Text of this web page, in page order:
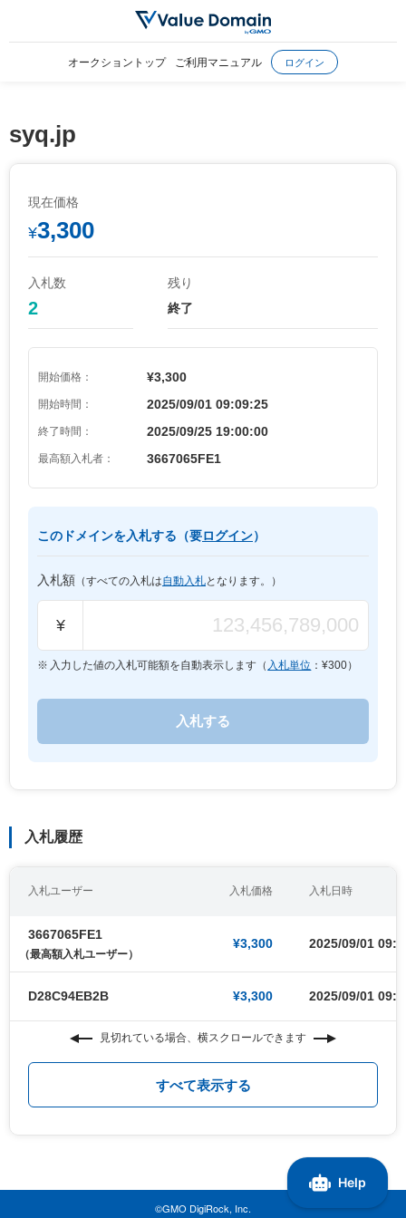
オークショントップ ご利用マニュアル ログイン
syq.jp
現在価格
¥3,300
入札数
2
残り
終了
開始価格： ¥3,300
開始時間： 2025/09/01 09:09:25
終了時間： 2025/09/25 19:00:00
最高額入札者： 3667065FE1
このドメインを入札する（要ログイン）
入札額 （すべての入札は自動入札となります。）
¥
入力した値の入札可能額を自動表示します（ 入札単位 ：¥300）
入札履歴
入札ユーザー 入札価格 入札日時
3667065FE1
（最高額入札ユーザー）
¥3,300 2025/09/01
D28C94EB2B ¥3,300 2025/09/01
見切れている場合、横スクロールできます
すべて表示する
©GMO DigiRock, Inc.